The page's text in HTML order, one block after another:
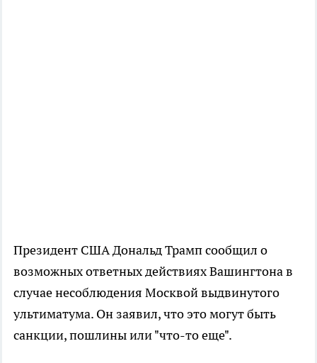
Президент США Дональд Трамп сообщил о
возможных ответных действиях Вашингтона в
случае несоблюдения Москвой выдвинутого
ультиматума. Он заявил, что это могут быть
санкции, пошлины или "что-то еще".